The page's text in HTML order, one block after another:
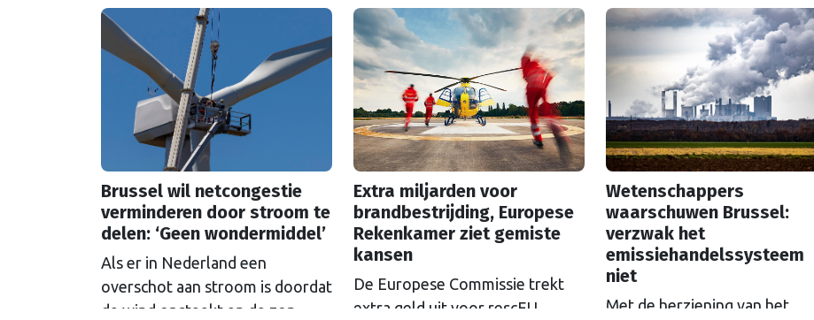
Brussel wil netcongestie
verminderen door stroom te
delen: ‘Geen wondermiddel’
Als er in Nederland een
overschot aan stroom is doordat
de wind opsteekt en de zon
Extra miljarden voor
brandbestrijding, Europese
Rekenkamer ziet gemiste
kansen
De Europese Commissie trekt
extra geld uit voor rescEU,
Wetenschappers
waarschuwen Brussel:
verzwak het
emissiehandelssysteem
niet
Met de herziening van het